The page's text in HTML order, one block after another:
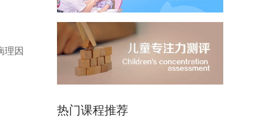
理因
热门课程推荐